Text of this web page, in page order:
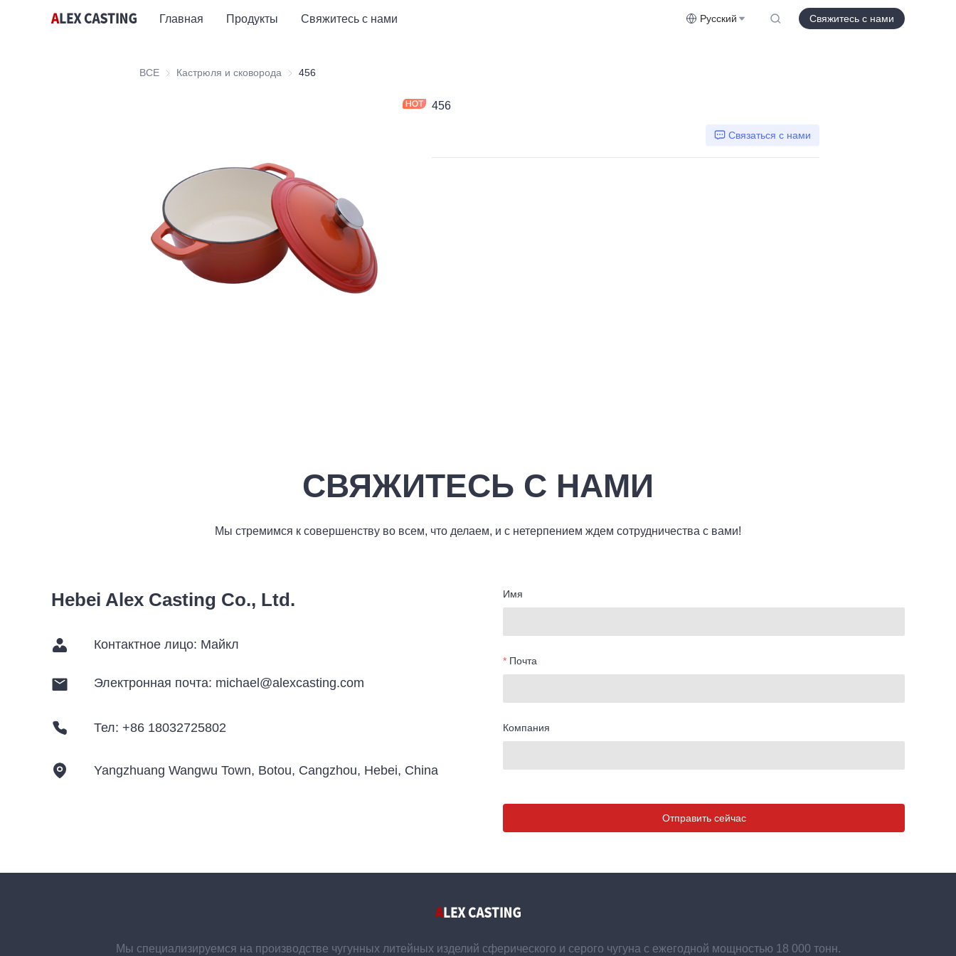
Главная Продукты Свяжитесь с нами Русский Свяжитесь с нами
ВСЕ Кастрюля и сковорода Кастрюля и сковорода
456
456
Связаться с нами
СВЯЖИТЕСЬ С НАМИ
Мы стремимся к совершенству во всем, что делаем, и с нетерпением ждем сотрудничества с вами!
Имя
Почта
Компания
Отправить сейчас
Hebei Alex Casting Co., Ltd.
Контактное лицо: Майкл
Электронная почта: michael@alexcasting.com
Тел: +86 18032725802
Yangzhuang Wangwu Town, Botou, Cangzhou, Hebei, China
Мы специализируемся на производстве чугунных литейных изделий сферического и серого чугуна с ежегодной мощностью 18 000 тонн.